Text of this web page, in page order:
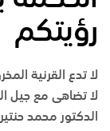
رؤيتكم
لا تدع القرنية
لا تضاهى مع جيل
الدكتور محمد